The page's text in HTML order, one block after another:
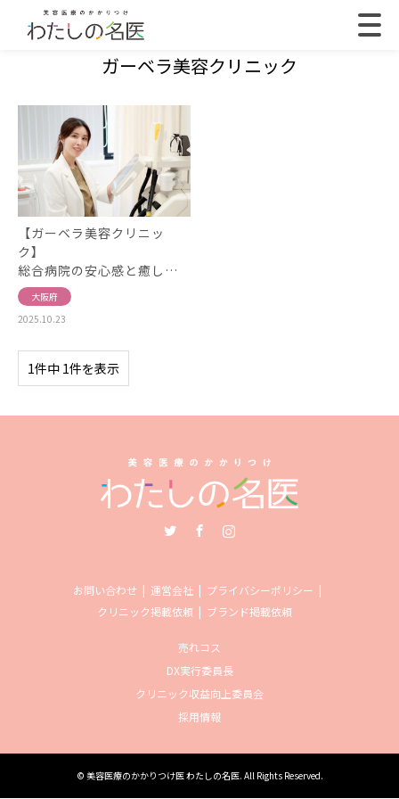
ガーベラ美容クリニック
【ガーベラ美容クリニッ
ク】
総合病院の安心感と癒し…
大阪府
2025.10.23
1件中 1件を表示
お問い合わせ 運営会社
プライバシーポリシー
クリニック掲載依頼
ブランド掲載依頼
売れコス
DX実行委員長
クリニック収益向上委員会
採用情報
© 美容医療のかかりつけ医 わたしの名医. All Rights Reserved.